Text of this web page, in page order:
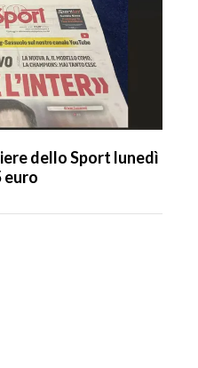
dello Sport lunedì
euro